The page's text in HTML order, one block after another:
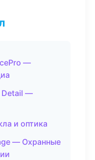
—
Detail —
и оптика
— Охранные